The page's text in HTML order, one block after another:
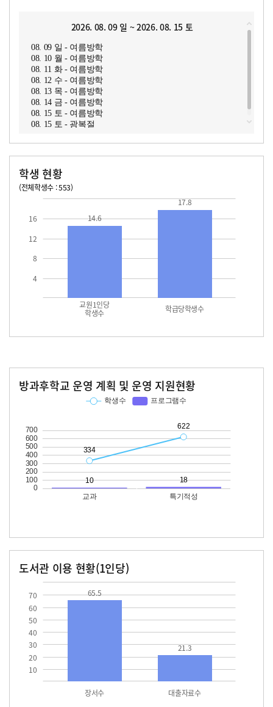
2026. 08. 09 일 ~ 2026. 08. 15 토
08. 09 일 - 여름방학
08. 10 월 - 여름방학
08. 11 화 - 여름방학
08. 12 수 - 여름방학
08. 13 목 - 여름방학
08. 14 금 - 여름방학
08. 15 토 - 여름방학
08. 15 토 - 광복절
학생 현황
(전체학생수 : 553)
4
8
12
16
교원1인당
학생수 학급당학생수
14.6
17.8
방과후학교 운영 계획 및 운영 지원현황
도서관 이용 현황(1인당)
10
20
30
40
50
60
70
장서수 대출자료수
65.5
21.3